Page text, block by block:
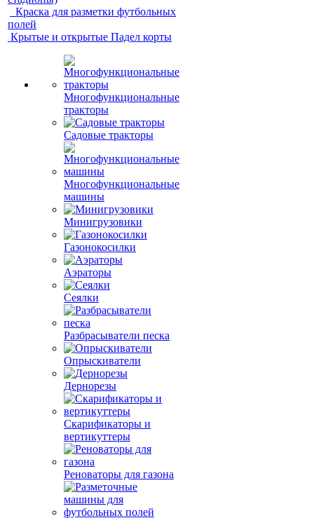
Краска для разметки футбольных
полей
Крытые и открытые Падел корты
Многофункциональные
тракторы
Садовые тракторы
Многофункциональные
машины
Минигрузовики
Газонокосилки
Аэраторы
Сеялки
Разбрасыватели песка
Опрыскиватели
Дернорезы
Скарификаторы и
вертикуттеры
Реноваторы для газона